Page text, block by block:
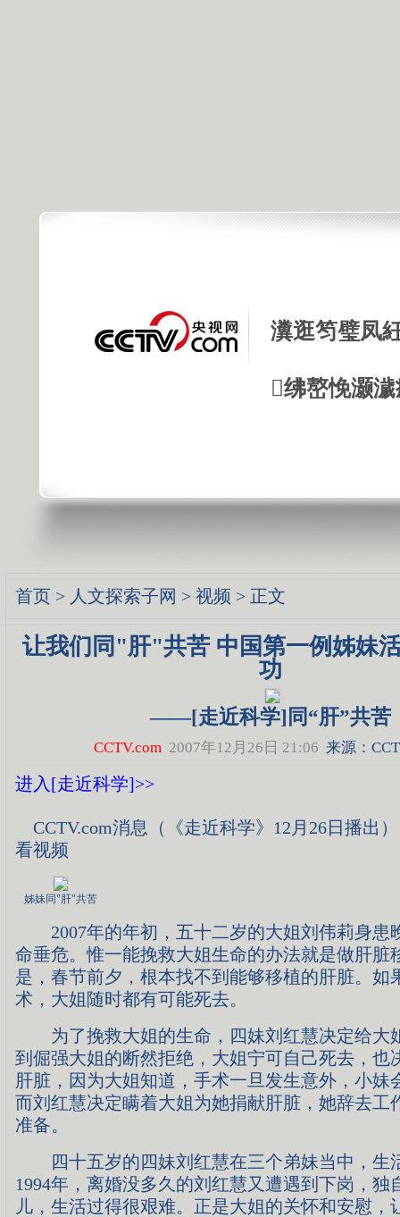
瀵逛笉璧凤
绋嶅悗灏
首页 > 人文探索子网 > 视频 > 正文
让我们同"肝"共苦 中国第一例姊妹
功
――[走近科学]同“肝”共苦
CCTV.com 2007年12月26日 21:06 来源：
进入[走近科学]>>
CCTV.com消息（《走近科学》12月26日播
看视频
姊妹同"肝"共苦
2007年的年初，五十二岁的大姐刘伟莉身患
命垂危。惟一能挽救大姐生命的办法就是做肝脏
是，春节前夕，根本找不到能够移植的肝脏。如
术，大姐随时都有可能死去。
为了挽救大姐的生命，四妹刘红慧决定给大
到倔强大姐的断然拒绝，大姐宁可自己死去，也
肝脏，因为大姐知道，手术一旦发生意外，小妹
而刘红慧决定瞒着大姐为她捐献肝脏，她辞去工
准备。
四十五岁的四妹刘红慧在三个弟妹当中，生
1994年，离婚没多久的刘红慧又遭遇到下岗，独
儿，生活过得很艰难。正是大姐的关怀和安慰，